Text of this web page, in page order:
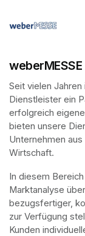
weberMESSE
Seit vielen
Dienstleister ein
erfolgreich
bieten unsere
Unternehmen
Wirtschaft.
In diesem
Marktanalyse
bezugsfertiger,
zur Verfügung
Kunden